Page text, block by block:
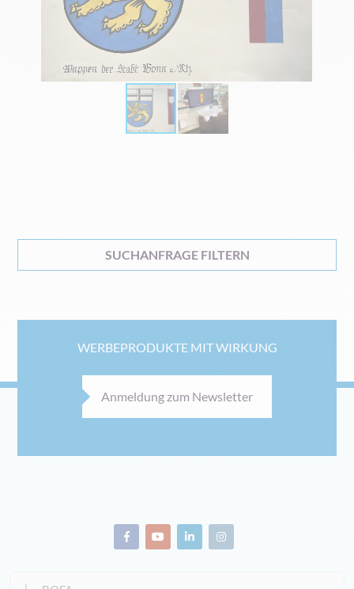
SUCHANFRAGE FILTERN
WERBEPRODUKTE MIT WIRKUNG
Anmeldung zum Newsletter